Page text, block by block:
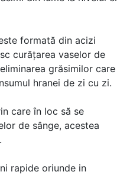
formată din acizi
curăţarea vaselor de
grăsimilor care
hranei de zi cu zi.
care în loc să se
de sânge, acestea
rapide oriunde in